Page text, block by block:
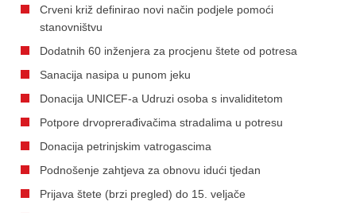
Crveni križ definirao novi način podjele pomoći
stanovništvu
Dodatnih 60 inženjera za procjenu štete od potresa
Sanacija nasipa u punom jeku
Donacija UNICEF-a Udruzi osoba s invaliditetom
Potpore drvoprerađivačima stradalima u potresu
Donacija petrinjskim vatrogascima
Podnošenje zahtjeva za obnovu idući tjedan
Prijava štete (brzi pregled) do 15. veljače